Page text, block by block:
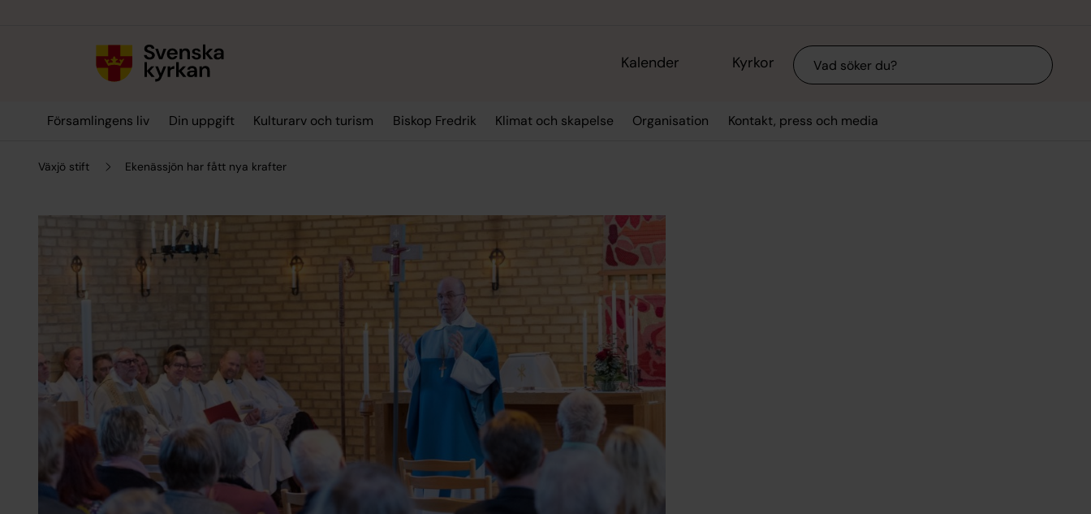
Kalender Kyrkor Sök
Församlingens liv Din uppgift Kulturarv och turism Biskop Fredrik Klimat och skapelse Organisation Kontakt, press och media
Växjö stift Ekenässjön har fått nya krafter